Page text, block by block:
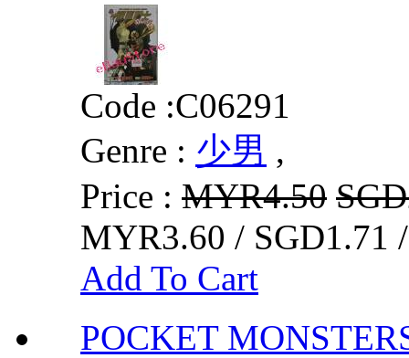
Code :C06291
Genre : 少男 ,
Price : MYR4.50
MYR3.60 / SGD1.71
Add To Cart
POCKET